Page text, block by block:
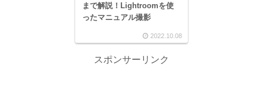
まで解説！Lightroomを使
ったマニュアル撮影
2022.10.08
スポンサーリンク